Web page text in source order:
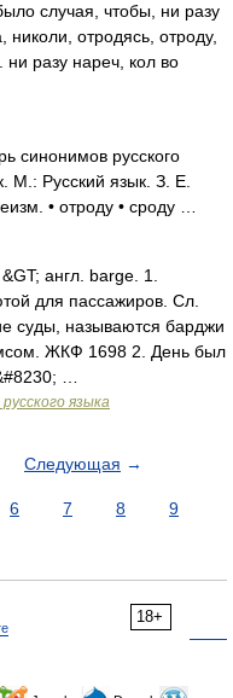
случая, чтобы, ни разу
николи, отродясь, отроду,
ни разу нареч, кол во
синонимов русского
М.: Русский язык. З. Е.
• отроду • сроду …
англ. barge. 1.
для пассажиров. Сл.
суды, называются барджи
ЖКФ 1698 2. День был
…
языка
Следующая →
6 7 8
9
18+